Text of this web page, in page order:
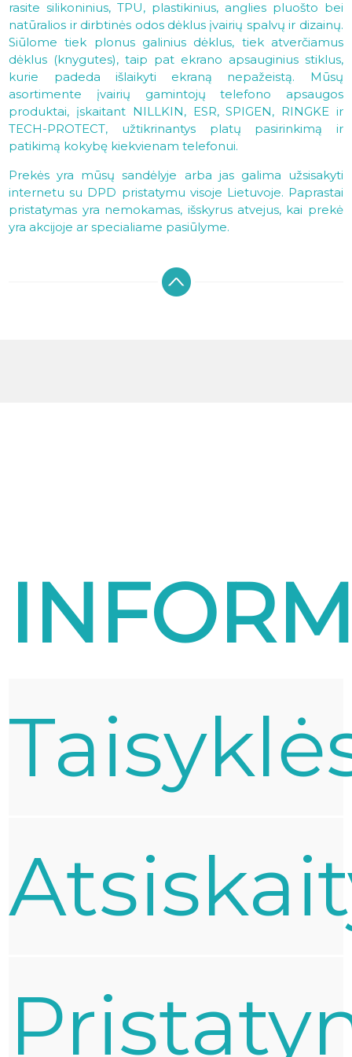
rasite silikoninius, TPU, plastikinius, anglies pluošto bei
natūralios ir dirbtinės odos dėklus įvairių spalvų ir dizainų.
Siūlome tiek plonus galinius dėklus, tiek atverčiamus
dėklus (knygutes), taip pat ekrano apsauginius stiklus,
kurie padeda išlaikyti ekraną nepažeistą. Mūsų
asortimente įvairių gamintojų telefono apsaugos
produktai, įskaitant NILLKIN, ESR, SPIGEN, RINGKE ir
TECH-PROTECT, užtikrinantys platų pasirinkimą ir
patikimą kokybę kiekvienam telefonui.
Prekės yra mūsų sandėlyje arba jas galima užsisakyti
internetu su DPD pristatymu visoje Lietuvoje. Paprastai
pristatymas yra nemokamas, išskyrus atvejus, kai prekė
yra akcijoje ar specialiame pasiūlyme.